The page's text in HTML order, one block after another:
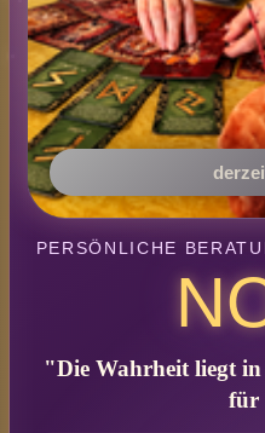
PERSÖNLICHE
"Die Wahrheit liegt in
für